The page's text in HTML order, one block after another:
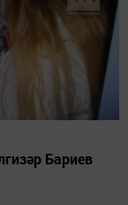
Бариев